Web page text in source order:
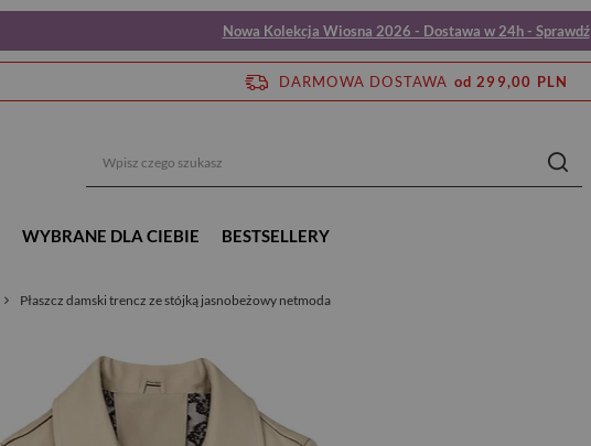
Nowa Kolekcja Wiosna 2026 - Dostawa w 24h - Sprawdź
DARMOWA DOSTAWA od 299,00 PLN
WYBRANE DLA CIEBIE BESTSELLERY
Płaszcz damski trencz ze stójką jasnobeżowy netmoda